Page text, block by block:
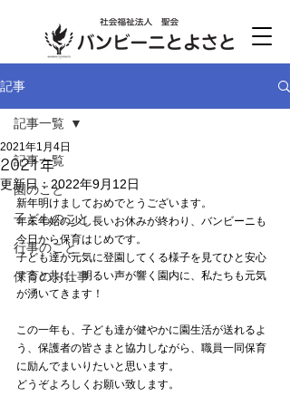
記事
記事一覧
園のこと
子どものこと
行事のこと
保育のお仕事
記事一覧
2021年
2021年1月4日
更新日： 2022年9月12日
新年明けましておめでとうございます。
年末年始の少し長いお休みが終わり、バンビーニも
今日から保育はじめです。
子ども達が元気に登園してくる様子を見てひと安心
すると共に、明るい声が響く園内に、私たちも元気
が湧いてきます！
この一年も、子ども達が健やかに園生活が送れるよ
う、保護者の皆さまと協力しながら、職員一同保育
に励んでまいりたいと思います。
どうぞよろしくお願い致します。